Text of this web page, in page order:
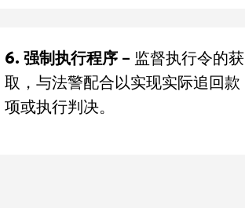
6. 强制执行程序 – 监督执行令的获
取，与法警配合以实现实际追回款
项或执行判决。